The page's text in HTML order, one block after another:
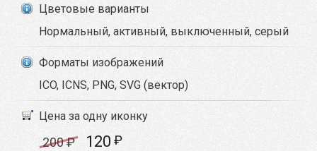
Цветовые варианты
Нормальный, активный, выключенный, серый
Форматы изображений
ICO, ICNS, PNG, SVG (вектор)
Цена за одну иконку
200₽ 120 ₽